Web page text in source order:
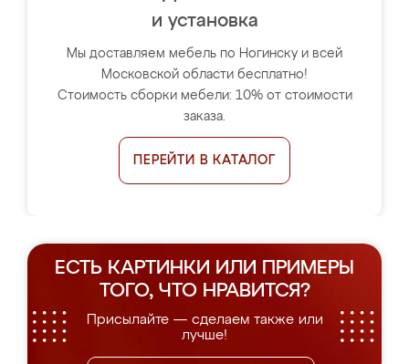
и установка
Мы доставляем мебель по Ногинску и всей
Московской области бесплатно!
Стоимость сборки мебели: 10% от стоимости
заказа.
ПЕРЕЙТИ В КАТАЛОГ
ЕСТЬ КАРТИНКИ ИЛИ ПРИМЕРЫ
ТОГО, ЧТО НРАВИТСЯ?
Присылайте — сделаем также или
лучше!